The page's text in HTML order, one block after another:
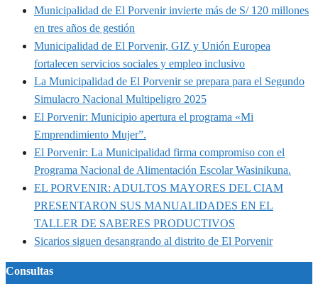
Municipalidad de El Porvenir invierte más de S/ 120 millones
en tres años de gestión
Municipalidad de El Porvenir, GIZ y Unión Europea
fortalecen servicios sociales y empleo inclusivo
La Municipalidad de El Porvenir se prepara para el Segundo
Simulacro Nacional Multipeligro 2025
El Porvenir: Municipio apertura el programa «Mi
Emprendimiento Mujer”.
El Porvenir: La Municipalidad firma compromiso con el
Programa Nacional de Alimentación Escolar Wasinikuna.
EL PORVENIR: ADULTOS MAYORES DEL CIAM
PRESENTARON SUS MANUALIDADES EN EL
TALLER DE SABERES PRODUCTIVOS
Sicarios siguen desangrando al distrito de El Porvenir
Consultas